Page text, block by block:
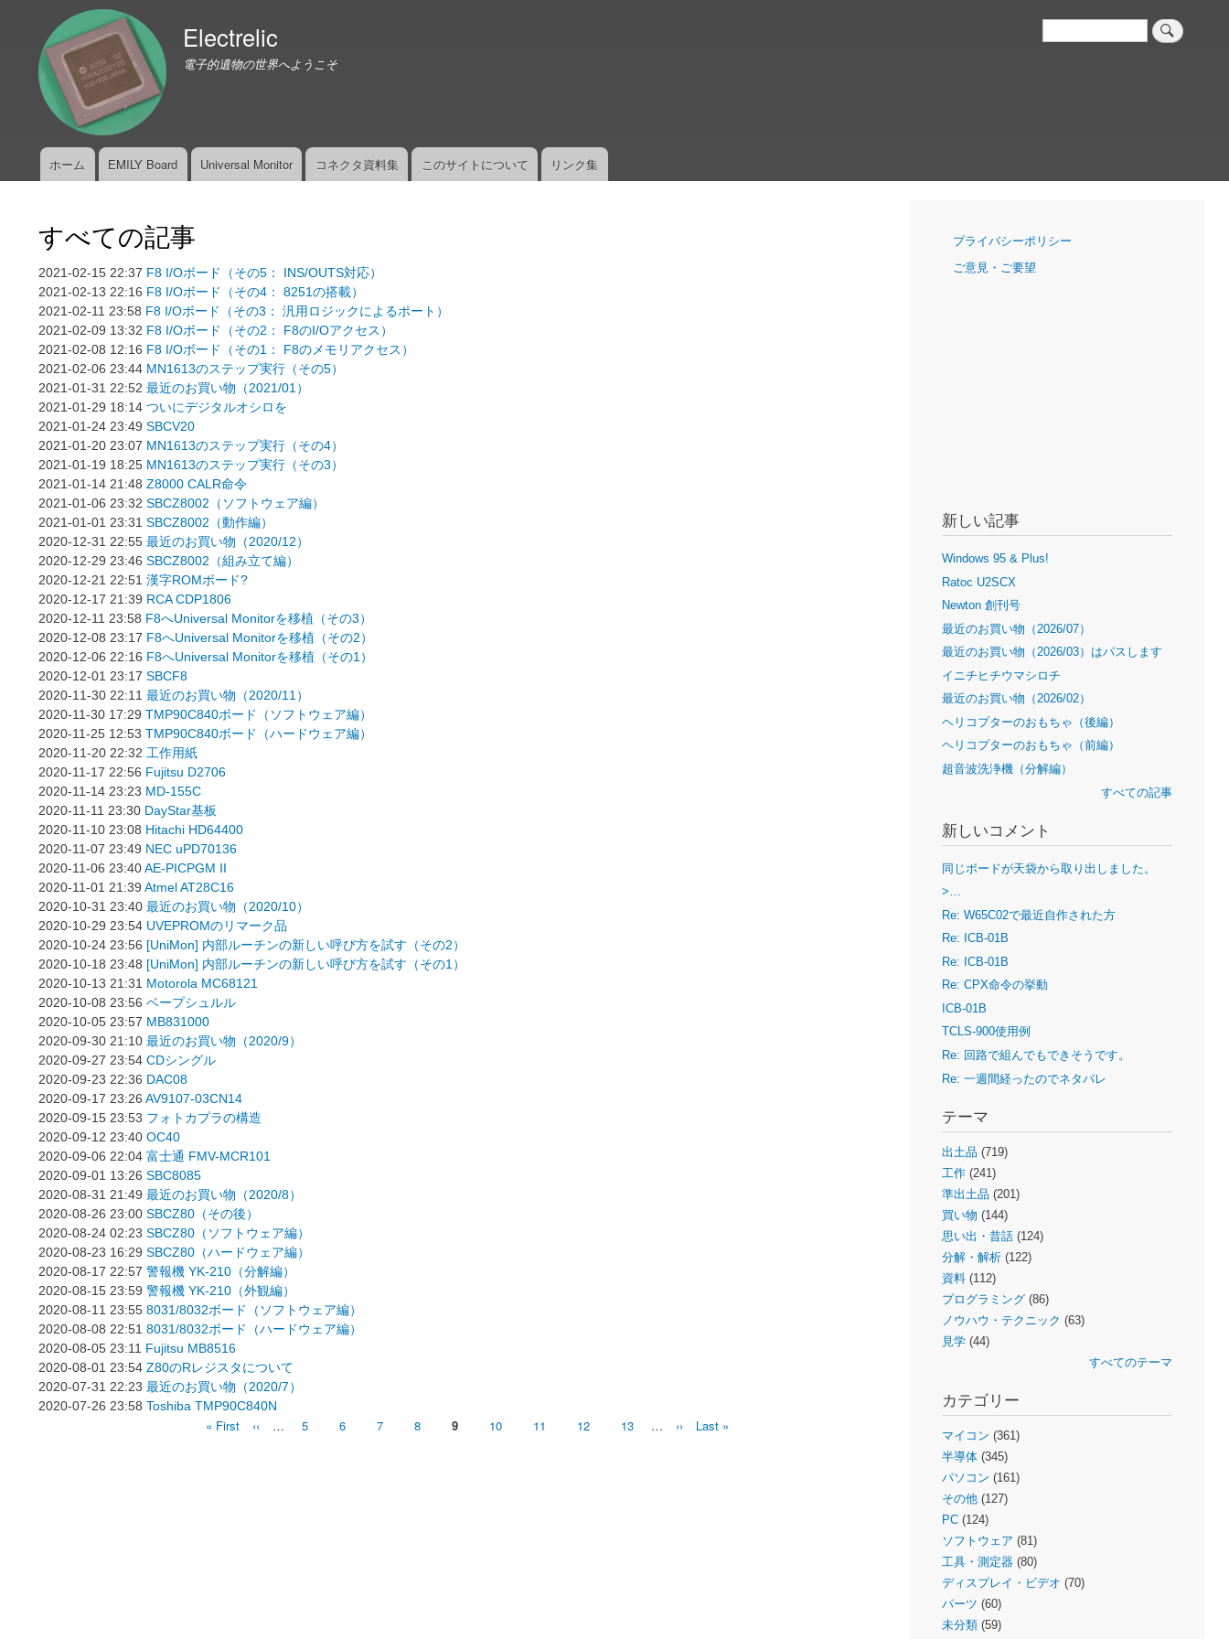
検
索
Electrelic
電子的遺物の世界へようこそ
メ
ュ
ー
ホーム EMILY Board Universal Monitor コネクタ資料集 このサイトについて リンク集
すべての記事
2021-02-15 22:37 F8 I/Oボード（その5： INS/OUTS対応）
2021-02-13 22:16 F8 I/Oボード（その4： 8251の搭載）
2021-02-11 23:58 F8 I/Oボード（その3： 汎用ロジックによるポート）
2021-02-09 13:32 F8 I/Oボード（その2： F8のI/Oアクセス）
2021-02-08 12:16 F8 I/Oボード（その1： F8のメモリアクセス）
2021-02-06 23:44 MN1613のステップ実行（その5）
2021-01-31 22:52 最近のお買い物（2021/01）
2021-01-29 18:14 ついにデジタルオシロを
2021-01-24 23:49 SBCV20
2021-01-20 23:07 MN1613のステップ実行（その4）
2021-01-19 18:25 MN1613のステップ実行（その3）
2021-01-14 21:48 Z8000 CALR命令
2021-01-06 23:32 SBCZ8002（ソフトウェア編）
2021-01-01 23:31 SBCZ8002（動作編）
2020-12-31 22:55 最近のお買い物（2020/12）
2020-12-29 23:46 SBCZ8002（組み立て編）
2020-12-21 22:51 漢字ROMボード?
2020-12-17 21:39 RCA CDP1806
2020-12-11 23:58 F8へUniversal Monitorを移植（その3）
2020-12-08 23:17 F8へUniversal Monitorを移植（その2）
2020-12-06 22:16 F8へUniversal Monitorを移植（その1）
2020-12-01 23:17 SBCF8
2020-11-30 22:11 最近のお買い物（2020/11）
2020-11-30 17:29 TMP90C840ボード（ソフトウェア編）
2020-11-25 12:53 TMP90C840ボード（ハードウェア編）
2020-11-20 22:32 工作用紙
2020-11-17 22:56 Fujitsu D2706
2020-11-14 23:23 MD-155C
2020-11-11 23:30 DayStar基板
2020-11-10 23:08 Hitachi HD64400
2020-11-07 23:49 NEC uPD70136
2020-11-06 23:40AE-PICPGM II
2020-11-01 21:39 Atmel AT28C16
2020-10-31 23:40 最近のお買い物（2020/10）
2020-10-29 23:54 UVEPROMのリマーク品
2020-10-24 23:56 [UniMon] 内部ルーチンの新しい呼び方を試す（その2）
2020-10-18 23:48 [UniMon] 内部ルーチンの新しい呼び方を試す（その1）
2020-10-13 21:31 Motorola MC68121
2020-10-08 23:56 ベープシュルル
2020-10-05 23:57 MB831000
2020-09-30 21:10 最近のお買い物（2020/9）
2020-09-27 23:54 CDシングル
2020-09-23 22:36 DAC08
2020-09-17 23:26 AV9107-03CN14
2020-09-15 23:53 フォトカプラの構造
2020-09-12 23:40 OC40
2020-09-06 22:04 富士通 FMV-MCR101
2020-09-01 13:26 SBC8085
2020-08-31 21:49 最近のお買い物（2020/8）
2020-08-26 23:00 SBCZ80（その後）
2020-08-24 02:23 SBCZ80（ソフトウェア編）
2020-08-23 16:29 SBCZ80（ハードウェア編）
2020-08-17 22:57 警報機 YK-210（分解編）
2020-08-15 23:59 警報機 YK-210（外観編）
2020-08-11 23:55 8031/8032ボード（ソフトウェア編）
2020-08-08 22:51 8031/8032ボード（ハードウェア編）
2020-08-05 23:11 Fujitsu MB8516
2020-08-01 23:54 Z80のRレジスタについて
2020-07-31 22:23 最近のお買い物（2020/7）
2020-07-26 23:58 Toshiba TMP90C840N
先
« First
前
‹‹ …
ペ
5
ペ
6
ペ
7
ペ
8
ペ
9
ペ
10
ペ
11
ペ
12
ペ
13 …
次
››
最
Last »
ナ
ゲ
プライバシーポリシー
ご意見・ご要望
新しい記事
Windows 95 & Plus!
Ratoc U2SCX
Newton 創刊号
最近のお買い物（2026/07）
最近のお買い物（2026/03）はパスします
イニチヒチウマシロチ
最近のお買い物（2026/02）
ヘリコプターのおもちゃ（後編）
ヘリコプターのおもちゃ（前編）
超音波洗浄機（分解編）
すべての記事
新しいコメント
同じボードが天袋から取り出しました。
>…
Re: W65C02で最近自作された方
Re: ICB-01B
Re: ICB-01B
Re: CPX命令の挙動
ICB-01B
TCLS-900使用例
Re: 回路で組んでもできそうです。
Re: 一週間経ったのでネタバレ
テーマ
出土品 (719)
工作(241)
準出土品 (201)
買い物 (144)
思い出・昔話(124)
分解・解析(122)
資料(112)
プログラミング(86)
ノウハウ・テクニック (63)
見学(44)
すべてのテーマ
カテゴリー
マイコン (361)
半導体(345)
パソコン (161)
その他(127)
PC(124)
ソフトウェア (81)
工具・測定器(80)
ディスプレイ・ビデオ (70)
パーツ (60)
未分類(59)